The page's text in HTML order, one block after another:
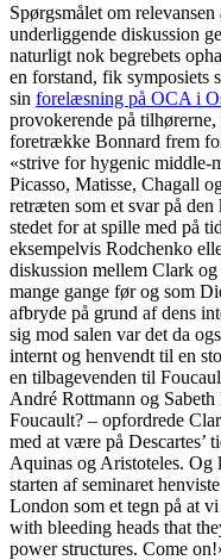
Spørgsmålet om
underliggende diskussion
naturligt nok begrebets
en forstand, fik symposiets
sin forelæsning på OCA i
provokerende på
foretrække Bonnard frem
«strive for hygenic middle-
Picasso, Matisse, Chagall
retræten som et svar på
stedet for at spille med på
eksempelvis Rodchenko
diskussion mellem Clark
mange gange før og som
afbryde på grund af dens
sig mod salen var det da
internt og henvendt til en
en tilbagevenden til
André Rottmann og
Foucault? – opfordrede
med at være på Descartes’
Aquinas og Aristoteles. Og
starten af seminaret
London som et tegn på at
with bleeding heads that
power structures. Come